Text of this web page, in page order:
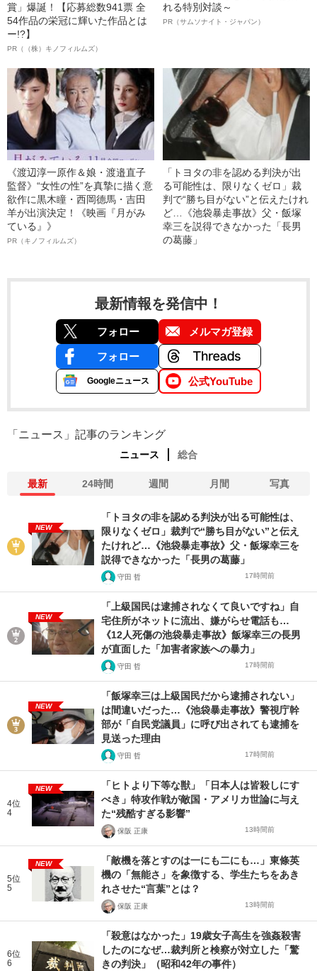
賞」爆誕！【応募総数941票 全
54作品の栄冠に輝いた作品とは
ー!?】
PR（（株）キノフィルムズ）
れる特別対談～
PR（サムソナイト・ジャパン）
《渡辺淳一原作＆娘・渡邉直子
監督》“女性の性”を真摯に描く意
欲作に黒木瞳・西岡德馬・吉田
羊が出演決定！《映画『月がみ
ている』》
PR（キノフィルムズ）
「トヨタの非を認める判決が出
る可能性は、限りなくゼロ」裁
判で“勝ち目がない”と伝えたけれ
ど…《池袋暴走事故》父・飯塚
幸三を説得できなかった「長男
の葛藤」
最新情報を発信中！
フォロー メルマガ登録
フォロー
Googleニュース 公式YouTube
「ニュース」記事のランキング
ニュース 総合
最新 24時間 週間 月間 写真
NEW
「トヨタの非を認める判決が出る可能性は、
限りなくゼロ」裁判で“勝ち目がない”と伝え
たけれど…《池袋暴走事故》父・飯塚幸三を
説得できなかった「長男の葛藤」
守田 哲 17時間前
NEW
「上級国民は逮捕されなくて良いですね」自
宅住所がネットに流出、嫌がらせ電話も…
《12人死傷の池袋暴走事故》飯塚幸三の長男
が直面した「加害者家族への暴力」
守田 哲 17時間前
NEW
「飯塚幸三は上級国民だから逮捕されない」
は間違いだった…《池袋暴走事故》警視庁幹
部が「自民党議員」に呼び出されても逮捕を
見送った理由
守田 哲 17時間前
4位
4
NEW
「ヒトより下等な獣」「日本人は皆殺しにす
べき」特攻作戦が敵国・アメリカ世論に与え
た“残酷すぎる影響”
保阪 正康 13時間前
5位
5
NEW
「敵機を落とすのは一にも二にも…」東條英
機の「無能さ」を象徴する、学生たちをあき
れさせた“言葉”とは？
保阪 正康 13時間前
6位
6
「殺意はなかった」19歳女子高生を強姦殺害
したのになぜ…裁判所と検察が対立した「驚
きの判決」（昭和42年の事件）